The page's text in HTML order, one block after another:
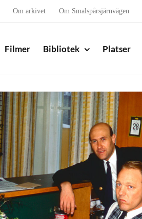
Om arkivet Om Smalspårsjärnvägen
Filmer Bibliotek Platser